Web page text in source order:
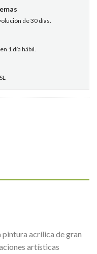
de 30 días.
1 día hábil.
acrílica de gran
artísticas